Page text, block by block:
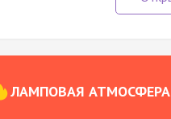
ЛАМПОВАЯ АТМОСФЕРА